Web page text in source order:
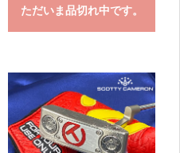
ただいま品切れ中です。